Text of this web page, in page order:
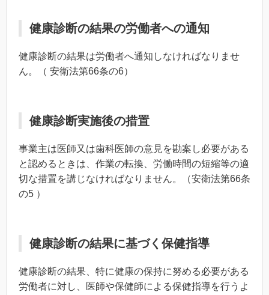
健康診断の結果の労働者への通知
健康診断の結果は労働者へ通知しなければなりませ
ん。（ 安衛法第66条の6）
健康診断実施後の措置
事業主は医師又は歯科医師の意見を勘案し必要がある
と認めるときは、作業の転換、労働時間の短縮等の適
切な措置を講じなければなりません。（安衛法第66条
の5 ）
健康診断の結果に基づく保健指導
健康診断の結果、特に健康の保持に努める必要がある
労働者に対し、医師や保健師による保健指導を行うよ